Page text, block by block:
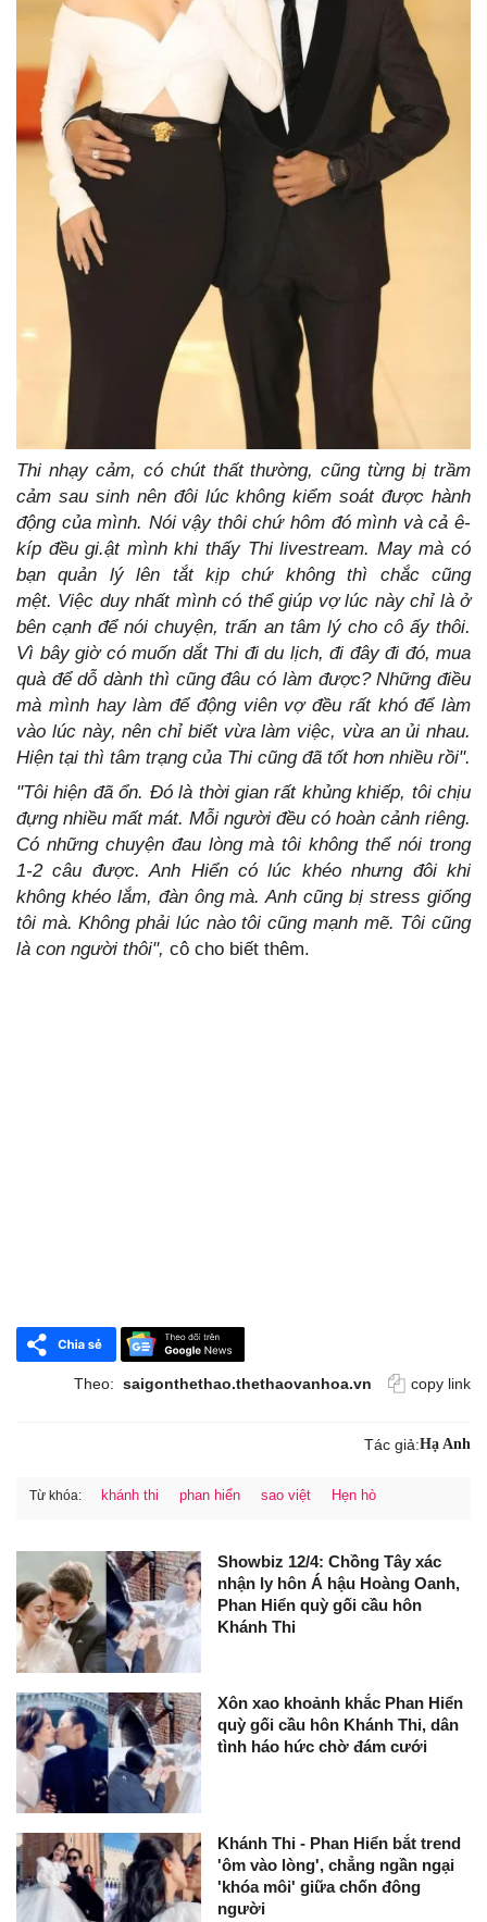
Thi nhạy cảm, có chút thất thường, cũng từng bị trầm
cảm sau sinh nên đôi lúc không kiểm soát được hành
động của mình. Nói vậy thôi chứ hôm đó mình và cả ê-
kíp đều gi.ật mình khi thấy Thi livestream. May mà có
bạn quản lý lên tắt kịp chứ không thì chắc cũng
mệt. Việc duy nhất mình có thể giúp vợ lúc này chỉ là ở
bên cạnh để nói chuyện, trấn an tâm lý cho cô ấy thôi.
Vì bây giờ có muốn dắt Thi đi du lịch, đi đây đi đó, mua
quà để dỗ dành thì cũng đâu có làm được? Những điều
mà mình hay làm để động viên vợ đều rất khó để làm
vào lúc này, nên chỉ biết vừa làm việc, vừa an ủi nhau.
Hiện tại thì tâm trạng của Thi cũng đã tốt hơn nhiều rồi".
"Tôi hiện đã ổn. Đó là thời gian rất khủng khiếp, tôi chịu
đựng nhiều mất mát. Mỗi người đều có hoàn cảnh riêng.
Có những chuyện đau lòng mà tôi không thể nói trong
1-2 câu được. Anh Hiển có lúc khéo nhưng đôi khi
không khéo lắm, đàn ông mà. Anh cũng bị stress giống
tôi mà. Không phải lúc nào tôi cũng mạnh mẽ. Tôi cũng
là con người thôi", cô cho biết thêm.
Theo: saigonthethao.thethaovanhoa.vn copy link
Tác giả:Hạ Anh
Từ khóa: khánh thi phan hiển sao việt Hẹn hò
Showbiz 12/4: Chồng Tây xác
nhận ly hôn Á hậu Hoàng Oanh,
Phan Hiển quỳ gối cầu hôn
Khánh Thi
Xôn xao khoảnh khắc Phan Hiển
quỳ gối cầu hôn Khánh Thi, dân
tình háo hức chờ đám cưới
Khánh Thi - Phan Hiển bắt trend
'ôm vào lòng', chẳng ngần ngại
'khóa môi' giữa chốn đông
người